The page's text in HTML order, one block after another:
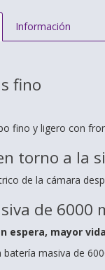
Información
fino
fino y ligero con
torno a la
de la cámara
de 6000
espera, mayor
batería masiva de